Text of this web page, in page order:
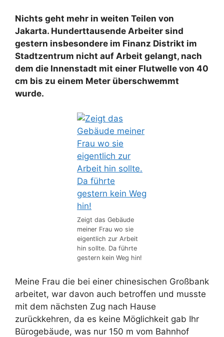
Nichts geht mehr in weiten Teilen von
Jakarta. Hunderttausende Arbeiter sind
gestern insbesondere im Finanz Distrikt im
Stadtzentrum nicht auf Arbeit gelangt, nach
dem die Innenstadt mit einer Flutwelle von 40
cm bis zu einem Meter überschwemmt
wurde.
Zeigt das Gebäude
meiner Frau wo sie
eigentlich zur Arbeit
hin sollte. Da führte
gestern kein Weg hin!
Meine Frau die bei einer chinesischen Großbank
arbeitet, war davon auch betroffen und musste
mit dem nächsten Zug nach Hause
zurückkehren, da es keine Möglichkeit gab Ihr
Bürogebäude, was nur 150 m vom Bahnhof